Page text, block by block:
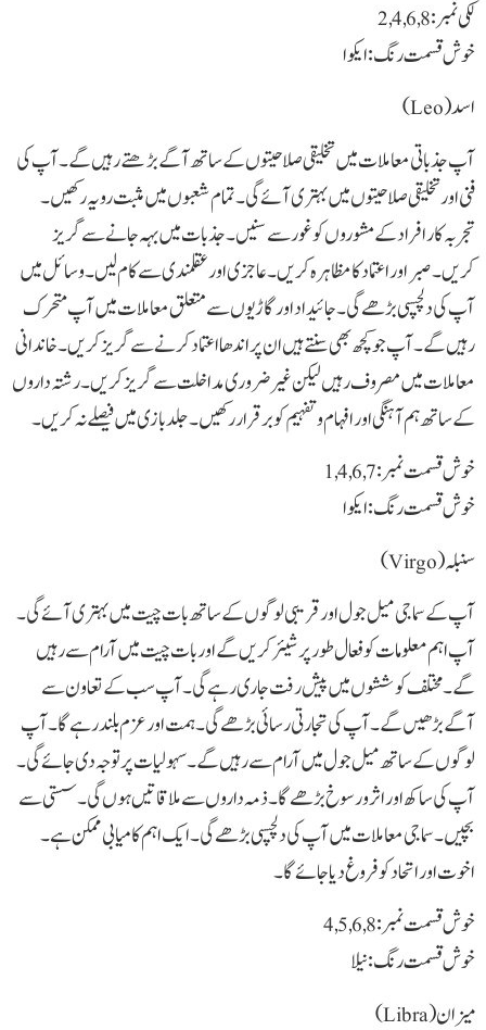
لکی نمبر: 2,4,6,8
خوش قسمت رنگ: ایکوا
اسد(Leo)
آپ جذباتی معاملات میں تخلیقی صلاحیتوں کے ساتھ آگے بڑھتے رہیں گے۔ آپ کی
فنی اور تخلیقی صلاحیتوں میں بہتری آئے گی۔ تمام شعبوں میں مثبت رویہ رکھیں۔
تجربہ کار افراد کے مشوروں کو غور سے سنیں۔ جذبات میں بہہ جانے سے گریز
کریں۔ صبر اور اعتماد کا مظاہرہ کریں۔ عاجزی اور عقلمندی سے کام لیں۔ وسائل میں
آپ کی دلچسپی بڑھے گی۔ جائیداد اور گاڑیوں سے متعلق معاملات میں آپ متحرک
رہیں گے۔ آپ جو کچھ بھی سنتے ہیں ان پر اندھا اعتماد کرنے سے گریز کریں۔ خاندانی
معاملات میں مصروف رہیں لیکن غیر ضروری مداخلت سے گریز کریں۔ رشتہ داروں
کے ساتھ ہم آہنگی اور افہام و تفہیم کو برقرار رکھیں۔ جلد بازی میں فیصلے نہ کریں۔
خوش قسمت نمبر: 1,4,6,7
خوش قسمت رنگ: ایکوا
سنبلہ(Virgo)
آپ کے سماجی میل جول اور قریبی لوگوں کے ساتھ بات چیت میں بہتری آئے گی۔
آپ اہم معلومات کو فعال طور پر شیئر کریں گے اور بات چیت میں آرام سے رہیں
گے۔ مختلف کوششوں میں پیش رفت جاری رہے گی۔ آپ سب کے تعاون سے
آگے بڑھیں گے۔ آپ کی تجارتی رسائی بڑھے گی۔ ہمت اور عزم بلند رہے گا۔ آپ
لوگوں کے ساتھ میل جول میں آرام سے رہیں گے۔ سہولیات پر توجہ دی جائے گی۔
آپ کی ساکھ اور اثر و رسوخ بڑھے گا۔ ذمہ داروں سے ملاقاتیں ہوں گی۔ سستی سے
بچیں۔ سماجی معاملات میں آپ کی دلچسپی بڑھے گی۔ ایک اہم کامیابی ممکن ہے۔
اخوت اور اتحاد کو فروغ دیا جائے گا۔
خوش قسمت نمبر: 4,5,6,8
خوش قسمت رنگ: نیلا
میزان( Libra)